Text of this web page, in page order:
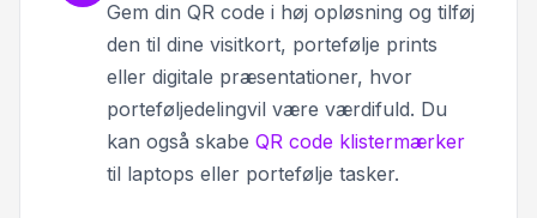
Gem din QR code i høj opløsning og tilføj
den til dine visitkort, portefølje prints
eller digitale præsentationer, hvor
porteføljedelingvil være værdifuld. Du
kan også skabe QR code klistermærker
til laptops eller portefølje tasker.